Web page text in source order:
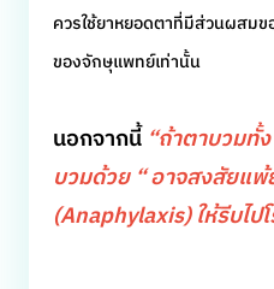
ควรใช้ยาหยอดตาที่มีส่วนผสมข
ของจักษุแพทย์เท่านั้น
นอกจากนี้ “ถ้าตาบวมทั้
บวมด้วย “ อาจสงสัยแ
(Anaphylaxis) ให้รีบไป